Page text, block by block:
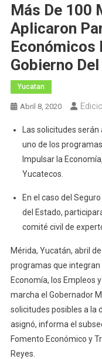
Más De 100
Aplicaron
Económicos
Gobierno
Yucatan
Abril 8, 2020
Las solicitudes
uno de los
Impulsar la
Yucatecos.
En el caso del
del Estado,
comité civil de
Mérida, Yucatán, abril
programas que integran
Economía, los Empleos
marcha el Gobernador
solicitudes posibles a la
asignó, informa el
Fomento Económico y
Reyes.